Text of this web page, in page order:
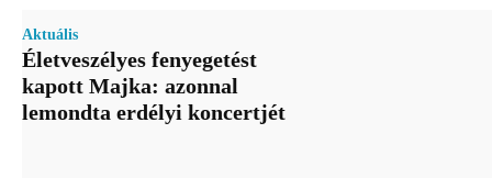
Aktuális
Életveszélyes fenyegetést
kapott Majka: azonnal
lemondta erdélyi koncertjét